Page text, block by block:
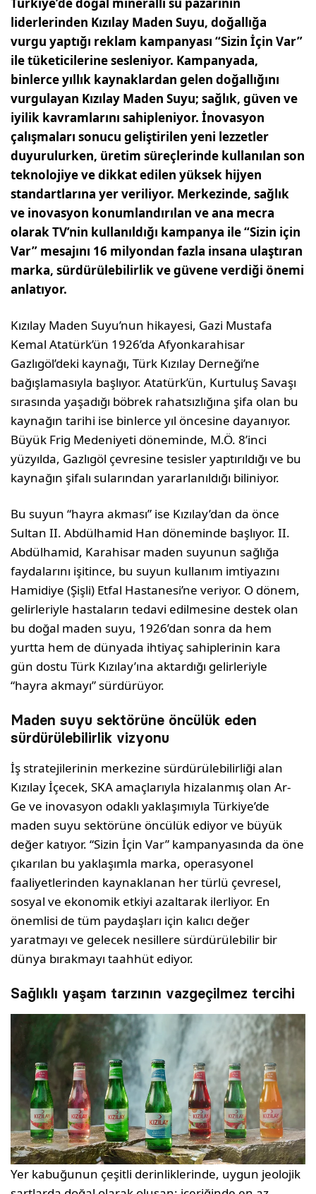
Türkiye’de doğal mineralli su pazarının
liderlerinden Kızılay Maden Suyu, doğallığa
vurgu yaptığı reklam kampanyası “Sizin İçin Var”
ile tüketicilerine sesleniyor. Kampanyada,
binlerce yıllık kaynaklardan gelen doğallığını
vurgulayan Kızılay Maden Suyu; sağlık, güven ve
iyilik kavramlarını sahipleniyor. İnovasyon
çalışmaları sonucu geliştirilen yeni lezzetler
duyurulurken, üretim süreçlerinde kullanılan son
teknolojiye ve dikkat edilen yüksek hijyen
standartlarına yer veriliyor. Merkezinde, sağlık
ve inovasyon konumlandırılan ve ana mecra
olarak TV’nin kullanıldığı kampanya ile “Sizin için
Var” mesajını 16 milyondan fazla insana ulaştıran
marka, sürdürülebilirlik ve güvene verdiği önemi
anlatıyor.
Kızılay Maden Suyu’nun hikayesi, Gazi Mustafa
Kemal Atatürk’ün 1926’da Afyonkarahisar
Gazlıgöl’deki kaynağı, Türk Kızılay Derneği’ne
bağışlamasıyla başlıyor. Atatürk’ün, Kurtuluş Savaşı
sırasında yaşadığı böbrek rahatsızlığına şifa olan bu
kaynağın tarihi ise binlerce yıl öncesine dayanıyor.
Büyük Frig Medeniyeti döneminde, M.Ö. 8’inci
yüzyılda, Gazlıgöl çevresine tesisler yaptırıldığı ve bu
kaynağın şifalı sularından yararlanıldığı biliniyor.
Bu suyun “hayra akması” ise Kızılay’dan da önce
Sultan II. Abdülhamid Han döneminde başlıyor. II.
Abdülhamid, Karahisar maden suyunun sağlığa
faydalarını işitince, bu suyun kullanım imtiyazını
Hamidiye (Şişli) Etfal Hastanesi’ne veriyor. O dönem,
gelirleriyle hastaların tedavi edilmesine destek olan
bu doğal maden suyu, 1926’dan sonra da hem
yurtta hem de dünyada ihtiyaç sahiplerinin kara
gün dostu Türk Kızılay’ına aktardığı gelirleriyle
“hayra akmayı” sürdürüyor.
Maden suyu sektörüne öncülük eden
sürdürülebilirlik vizyonu
İş stratejilerinin merkezine sürdürülebilirliği alan
Kızılay İçecek, SKA amaçlarıyla hizalanmış olan Ar-
Ge ve inovasyon odaklı yaklaşımıyla Türkiye’de
maden suyu sektörüne öncülük ediyor ve büyük
değer katıyor. “Sizin İçin Var” kampanyasında da öne
çıkarılan bu yaklaşımla marka, operasyonel
faaliyetlerinden kaynaklanan her türlü çevresel,
sosyal ve ekonomik etkiyi azaltarak ilerliyor. En
önemlisi de tüm paydaşları için kalıcı değer
yaratmayı ve gelecek nesillere sürdürülebilir bir
dünya bırakmayı taahhüt ediyor.
Sağlıklı yaşam tarzının vazgeçilmez tercihi
Yer kabuğunun çeşitli derinliklerinde, uygun jeolojik